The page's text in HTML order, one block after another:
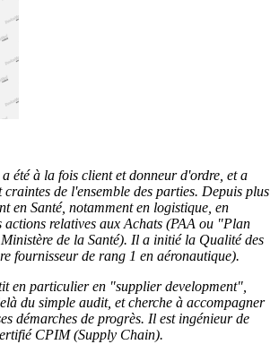
a été à la fois client et donneur d'ordre, et a
craintes de l'ensemble des parties. Depuis plus
en Santé, notamment en logistique, en
actions relatives aux Achats (PAA ou "Plan
de la Santé). Il a initié la Qualité des
fournisseur de rang 1 en aéronautique).
en particulier en "supplier development",
du simple audit, et cherche à accompagner
démarches de progrès. Il est ingénieur de
CPIM (Supply Chain).